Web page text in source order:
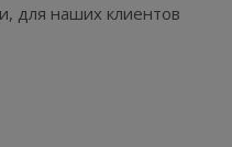
для наших клиентов